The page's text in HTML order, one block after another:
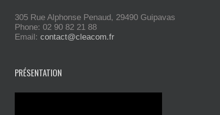
305 Rue Alphonse Penaud, 29490 Guipavas
Phone: 02 90 82 21 88
Email: contact@cleacom.fr
PRÉSENTATION